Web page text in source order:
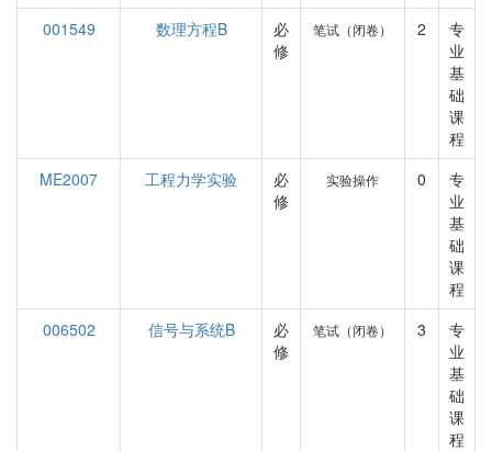
001549
数理方程B
必
修
笔试（闭卷） 2
专
业
基
础
课
程
ME2007
工程力学实验
必
修
实验操作 0
专
业
基
础
课
程
006502
信号与系统B
必
修
笔试（闭卷） 3
专
业
基
础
课
程